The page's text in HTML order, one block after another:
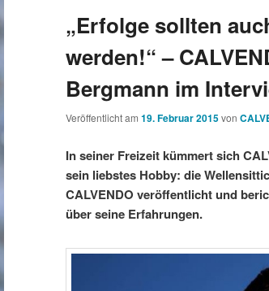
„Erfolge sollten
werden!“ –
Bergmann im
Veröffentlicht am 19. Februar 2015von
In seiner Freizeit kümmert sich
sein liebstes Hobby: die
CALVENDO veröffentlicht und
über seine Erfahrungen.